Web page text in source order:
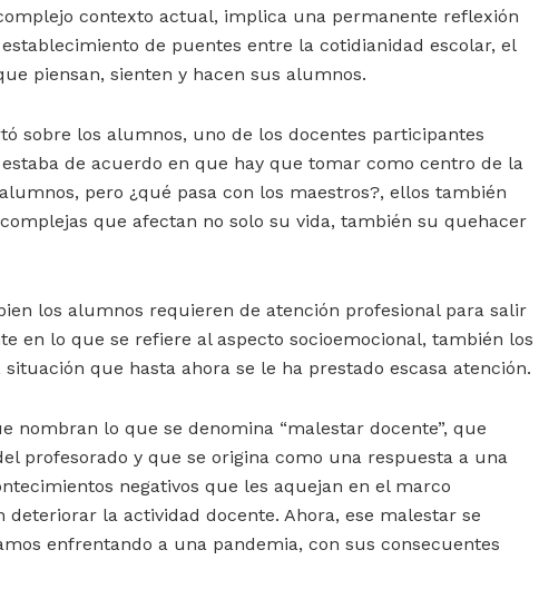
contexto actual, implica una permanente reflexión
de puentes entre la cotidianidad escolar, el
piensan, sienten y hacen sus alumnos.
sobre los alumnos, uno de los docentes participantes
de acuerdo en que hay que tomar como centro de la
pero ¿qué pasa con los maestros?, ellos también
que afectan no solo su vida, también su quehacer
los alumnos requieren de atención profesional para salir
en lo que se refiere al aspecto socioemocional, también los
que hasta ahora se le ha prestado escasa atención.
nombran lo que se denomina “malestar docente”, que
profesorado y que se origina como una respuesta a una
negativos que les aquejan en el marco
deteriorar la actividad docente. Ahora, ese malestar se
enfrentando a una pandemia, con sus consecuentes